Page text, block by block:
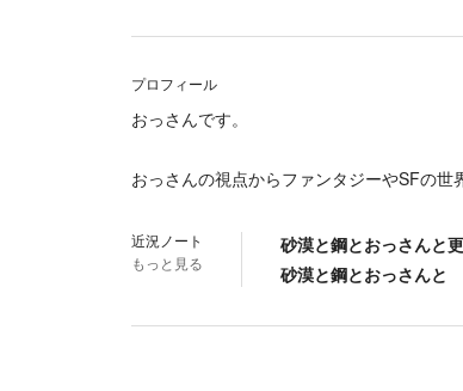
プロフィール
おっさんです。
おっさんの視点からファンタジーやSFの世
近況ノート
もっと見る
砂漠と鋼とおっさんと
砂漠と鋼とおっさんと